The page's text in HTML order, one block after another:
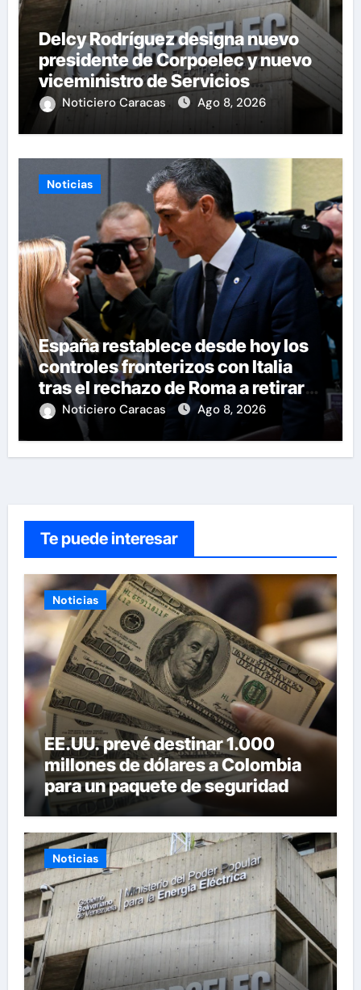
Delcy Rodríguez designa nuevo
presidente de Corpoelec y nuevo
viceministro de Servicios
Eléctricos
Noticiero Caracas Ago 8, 2026
Noticias
España restablece desde hoy los
controles fronterizos con Italia
tras el rechazo de Roma a retirar
las restricciones
Noticiero Caracas Ago 8, 2026
Te puede interesar
Noticias
EE.UU. prevé destinar 1.000
millones de dólares a Colombia
para un paquete de seguridad
Noticias